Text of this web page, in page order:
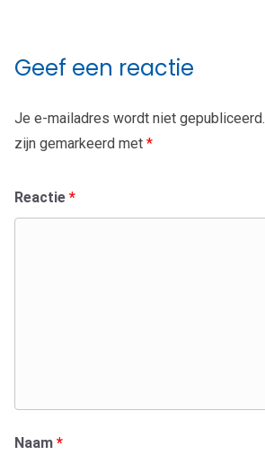
Geef een reactie
Je e-mailadres wordt niet gepubliceerd.
zijn gemarkeerd met *
Reactie *
Naam *